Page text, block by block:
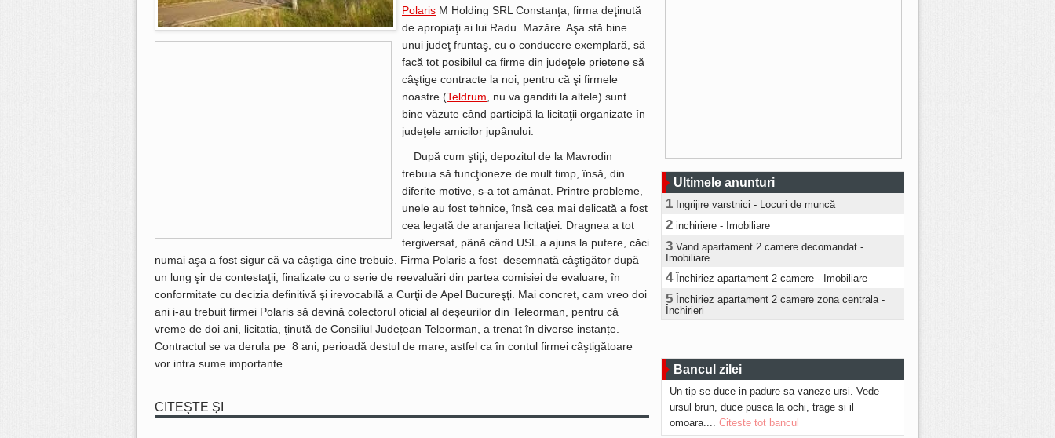
Polaris M Holding SRL Constanţa, firma deţinută
de apropiaţi ai lui Radu Mazăre. Aşa stă bine
unui judeţ fruntaş, cu o conducere exemplară, să
facă tot posibilul ca firme din judeţele prietene să
câştige contracte la noi, pentru că şi firmele
noastre (Teldrum , nu va ganditi la altele) sunt
bine văzute când participă la licitaţii organizate în
judeţele amicilor jupânului.
După cum ştiţi, depozitul de la Mavrodin
trebuia să funcţioneze de mult timp, însă, din
diferite motive, s-a tot amânat. Printre probleme,
unele au fost tehnice, însă cea mai delicată a fost
cea legată de aranjarea licitaţiei. Dragnea a tot
tergiversat, până când USL a ajuns la putere, căci
numai aşa a fost sigur că va câştiga cine trebuie. Firma Polaris a fost desemnată câştigător după
un lung şir de contestaţii, finalizate cu o serie de reevaluări din partea comisiei de evaluare, în
conformitate cu decizia definitivă şi irevocabilă a Curţii de Apel Bucureşţi. Mai concret, cam vreo doi
ani i-au trebuit firmei Polaris să devină colectorul oficial al deșeurilor din Teleorman, pentru că
vreme de doi ani, licitația, ținută de Consiliul Județean Teleorman, a trenat în diverse instanțe.
Contractul se va derula pe 8 ani, perioadă destul de mare, astfel ca în contul firmei câştigătoare
vor intra sume importante.
CITEŞTE ŞI
Ultimele anunturi
1 Ingrijire varstnici - Locuri de muncă
2 inchiriere - Imobiliare
3 Vand apartament 2 camere decomandat -
Imobiliare
4 Închiriez apartament 2 camere - Imobiliare
5 Închiriez apartament 2 camere zona centrala -
Închirieri
Bancul zilei
Un tip se duce in padure sa vaneze ursi. Vede
ursul brun, duce pusca la ochi, trage si il
omoara.... Citeste tot bancul